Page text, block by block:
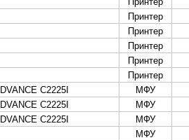
копиры DEVELOP
принтеры KYOCERA
и факсы Brother
Oce
и МФУ Oce
системы Oce VarioPrint DP Line
плоттеры и принтеры Canon
Canon
и МФУ Canon
Canon